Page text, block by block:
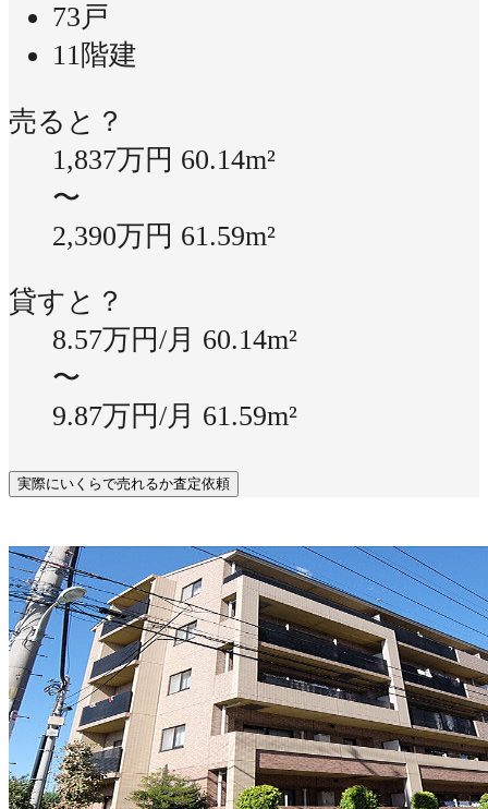
73戸
11階建
売ると？
1,837万円 60.14m²
〜
2,390万円 61.59m²
貸すと？
8.57万円/月 60.14m²
〜
9.87万円/月 61.59m²
実際にいくらで売れるか査定依頼